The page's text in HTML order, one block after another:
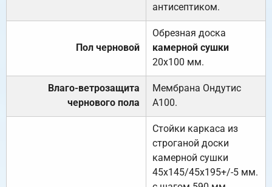
антисептиком.
Пол черновой
Обрезная доска
камерной сушки
20х100 мм.
Влаго-ветрозащита
чернового пола
Мембрана Ондутис
А100.
Стойки каркаса из
строганой доски
камерной сушки
45х145/45х195+/-5 мм.